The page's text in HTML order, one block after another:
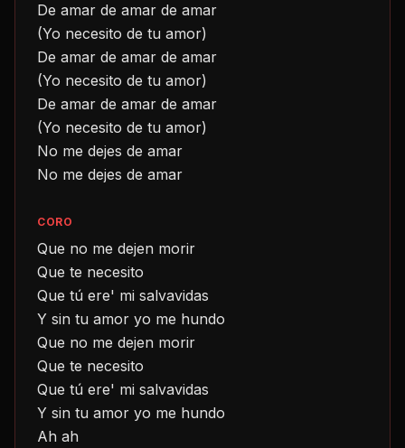
De amar de amar de amar
(Yo necesito de tu amor)
De amar de amar de amar
(Yo necesito de tu amor)
De amar de amar de amar
(Yo necesito de tu amor)
No me dejes de amar
No me dejes de amar
CORO
Que no me dejen morir
Que te necesito
Que tú ere' mi salvavidas
Y sin tu amor yo me hundo
Que no me dejen morir
Que te necesito
Que tú ere' mi salvavidas
Y sin tu amor yo me hundo
Ah ah